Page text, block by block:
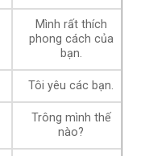
Mình rất thích
phong cách của
bạn.
Tôi yêu các bạn.
Trông mình thế
nào?